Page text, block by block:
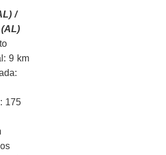
/
9 km
175